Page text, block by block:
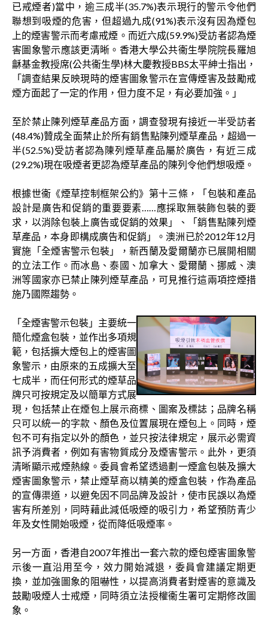
已戒煙者)當中，逾三成半(35.7%)表示現行的警示令他們
聯想到吸煙的危害，但超過九成(91%)表示沒有因為煙包
上的煙害警示而考慮戒煙。而近六成(59.9%)受訪者認為煙
害圖象警示應該更清晰。香港大學公共衞生學院院長羅旭
龢基金教授席(公共衞生學)林大慶教授BBS太平紳士指出，
「調查結果反映現時的煙害圖象警示在宣傳煙害及鼓勵戒
煙方面起了一定的作用，但力度不足，有必要加強。」
至於禁止陳列煙草產品方面，調查發現有接近一半受訪者
(48.4%)贊成全面禁止於所有銷售點陳列煙草產品，超過一
半(52.5%)受訪者認為陳列煙草產品屬於廣告，有近三成
(29.2%)現在吸煙者更認為煙草產品的陳列令他們想吸煙。
根據世衞《煙草控制框架公約》第十三條，「包裝和產品
設計是廣告和促銷的重要要素……應採取無裝飾包裝的要
求，以消除包裝上廣告或促銷的效果」、「銷售點陳列煙
草產品，本身即構成廣告和促銷」。澳洲已於2012年12月
實施「全煙害警示包裝」，新西蘭及愛爾蘭亦已展開相關
的立法工作。而冰島、泰國、加拿大、愛爾蘭、挪威、澳
洲等國家亦已禁止陳列煙草產品，可見推行這兩項控煙措
施乃國際趨勢。
「全煙害警示包裝」主要統一
簡化煙盒包裝，並作出多項規
範，包括擴大煙包上的煙害圖
象警示，由原來的五成擴大至
七成半，而任何形式的煙草品
牌只可按規定及以簡單方式展
現，包括禁止在煙包上展示商標、圖案及標誌；品牌名稱
只可以統一的字款、顏色及位置展現在煙包上。同時，煙
包不可有指定以外的顏色，並只按法律規定，展示必需資
訊予消費者，例如有害物質成分及煙害警示。此外，更須
清晰顯示戒煙熱線。委員會希望透過劃一煙盒包裝及擴大
煙害圖象警示，禁止煙草商以精美的煙盒包裝，作為產品
的宣傳渠道，以避免因不同品牌及設計，使市民誤以為煙
害有所差別，同時藉此減低吸煙的吸引力，希望預防青少
年及女性開始吸煙，從而降低吸煙率。
另一方面，香港自2007年推出一套六款的煙包煙害圖象警
示後一直沿用至今，效力開始減退，委員會建議定期更
換，並加強圖象的阻嚇性，以提高消費者對煙害的意識及
鼓勵吸煙人士戒煙，同時須立法授權衞生署可定期修改圖
象。